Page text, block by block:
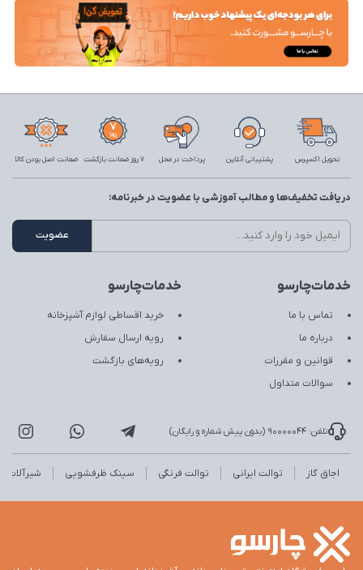
تحویل اکسپرس پشتیبانی آنلاین پرداخت در محل 7 روز ضمانت بازگشت ضمانت اصل بودن کالا
خدمات‌چارسو
تماس با ما
درباره ما
قوانین و مقررات
سوالات متداول
خدمات‌چارسو
خرید اقساطی لوازم آشپزخانه
رویه ارسال سفارش
رویه‌های بازگشت
دریافت تخفیف‌ها و مطالب آموزشی با عضویت در خبرنامه:
تلفن: 90000044 (بدون پیش شماره و رایگان)
اجاق گاز توالت ایرانی توالت فرنگی سینک ظرفشویی شیرآلات